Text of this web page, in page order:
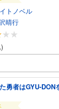
トノベル
晴行
勇者はGYU-DON